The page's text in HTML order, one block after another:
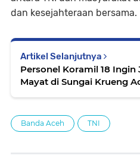
dan kesejahteraan bersama.
Artikel Selanjutnya
Personel Koramil 18 Ingin
Mayat di Sungai Krueng
Banda Aceh TNI